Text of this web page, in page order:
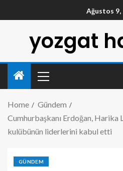
Ağustos 9,
yozgat
Home
Gündem
Cumhurbaşkanı Erdoğan, Harika
kulübünün liderlerini kabul etti
GÜNDEM